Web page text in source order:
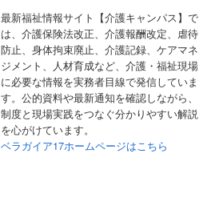
最新福祉情報サイト【介護キャンパス】で
は、介護保険法改正、介護報酬改定、虐待
防止、身体拘束廃止、介護記録、ケアマネ
ジメント、人材育成など、介護・福祉現場
に必要な情報を実務者目線で発信していま
す。公的資料や最新通知を確認しながら、
制度と現場実践をつなぐ分かりやすい解説
を心がけています。
ベラガイア17ホームページはこちら